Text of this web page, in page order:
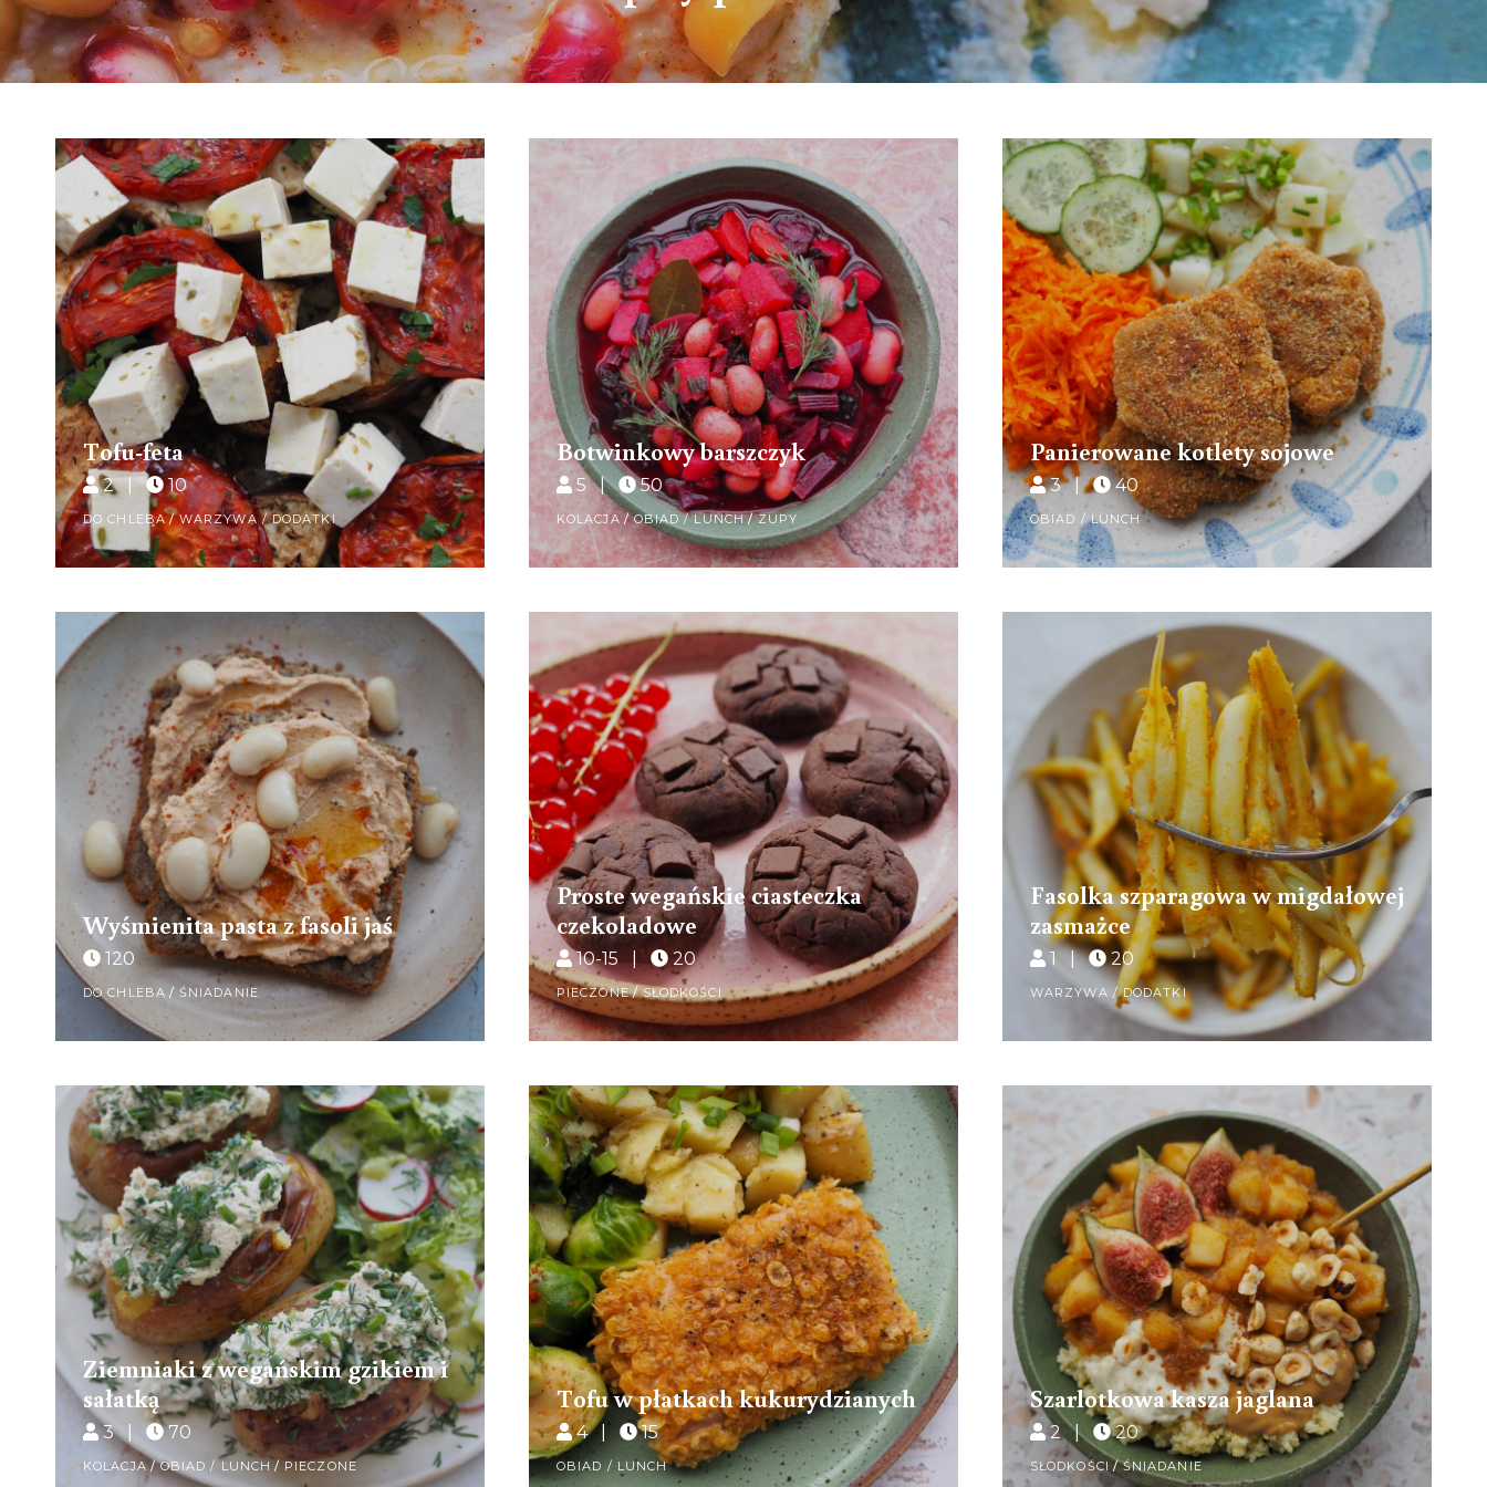
Tofu-feta
2 | 10
DO CHLEBA/WARZYWA / DODATKI
Botwinkowy barszczyk
5 | 50
KOLACJA /OBIAD / LUNCH/ZUPY
Panierowane kotlety sojowe
3 | 40
OBIAD / LUNCH
Wyśmienita pasta z fasoli jaś
120
DO CHLEBA / ŚNIADANIE
Proste wegańskie ciasteczka
czekoladowe
10-15 | 20
PIECZONE/SŁODKOŚCI
Fasolka szparagowa w migdałowej
zasmażce
1 | 20
WARZYWA / DODATKI
Ziemniaki z wegańskim gzikiem i
sałatką
3 | 70
KOLACJA/OBIAD / LUNCH / PIECZONE
Tofu w płatkach kukurydzianych
4 | 15
OBIAD / LUNCH
Szarlotkowa kasza jaglana
2 | 20
SŁODKOŚCI /ŚNIADANIE